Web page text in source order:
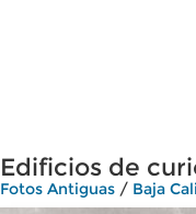
Edificios de
Fotos Antiguas / Baja